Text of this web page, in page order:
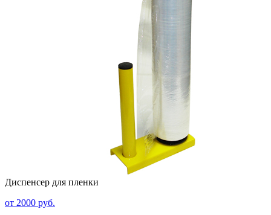
Диспенсер для пленки
от 2000 руб.